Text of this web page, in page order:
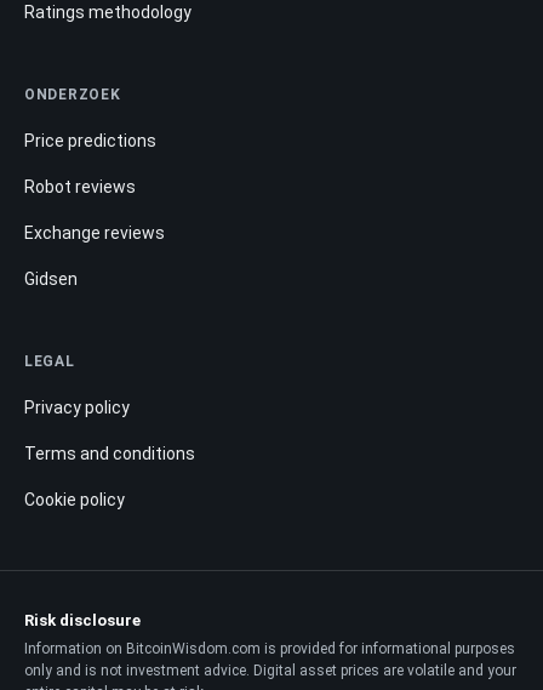
Ratings methodology
ONDERZOEK
Price predictions
Robot reviews
Exchange reviews
Gidsen
LEGAL
Privacy policy
Terms and conditions
Cookie policy
Risk disclosure
Information on BitcoinWisdom.com is provided for informational purposes
only and is not investment advice. Digital asset prices are volatile and your